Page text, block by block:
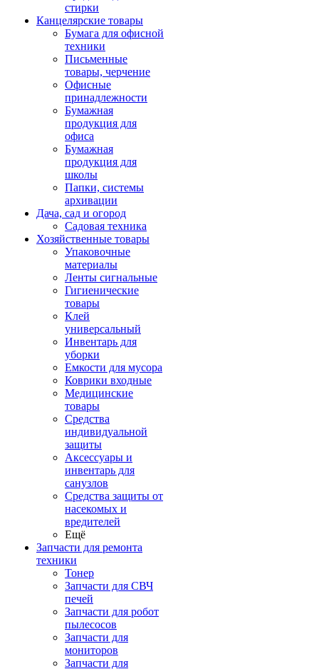
стирки
Канцелярские товары
Бумага для офисной
техники
Письменные
товары, черчение
Офисные
принадлежности
Бумажная
продукция для
офиса
Бумажная
продукция для
школы
Папки, системы
архивации
Дача, сад и огород
Садовая техника
Хозяйственные товары
Упаковочные
материалы
Ленты сигнальные
Гигиенические
товары
Клей
универсальный
Инвентарь для
уборки
Емкости для мусора
Коврики входные
Медицинские
товары
Средства
индивидуальной
защиты
Аксессуары и
инвентарь для
санузлов
Средства защиты от
насекомых и
вредителей
Ещё
Запчасти для ремонта
техники
Тонер
Запчасти для СВЧ
печей
Запчасти для робот
пылесосов
Запчасти для
мониторов
Запчасти для